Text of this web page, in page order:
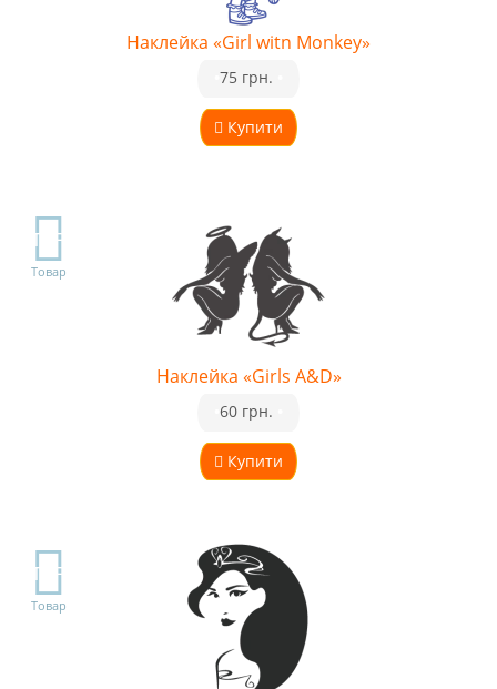
Наклейка «Girl witn Monkey»
Купити
75 грн.
TOP
Товар
Наклейка «Girls A&D»
Купити
60 грн.
TOP
Товар